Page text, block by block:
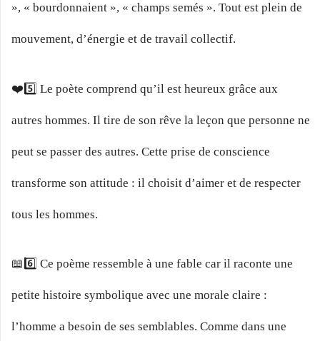
», « bourdonnaient », « champs semés ». Tout est plein de
mouvement, d’énergie et de travail collectif.
❤️5️⃣ Le poète comprend qu’il est heureux grâce aux
autres hommes. Il tire de son rêve la leçon que personne ne
peut se passer des autres. Cette prise de conscience
transforme son attitude : il choisit d’aimer et de respecter
tous les hommes.
📖6️⃣ Ce poème ressemble à une fable car il raconte une
petite histoire symbolique avec une morale claire :
l’homme a besoin de ses semblables. Comme dans une